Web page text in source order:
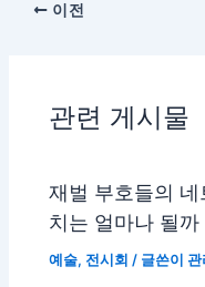
이전
관련 게시물
재벌 부호들의
치는 얼마나 될까
예술, 전시회 / 글쓴이관